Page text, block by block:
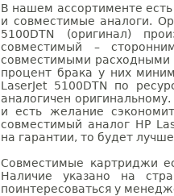
В нашем ассортименте
и совместимые аналоги.
5100DTN (оригинал)
совместимый –
совместимыми расходными
процент брака у них
LaserJet 5100DTN по
аналогичен
и есть желание
совместимый аналог HP
на гарантии, то будет
Совместимые картриджи
Наличие указано на
поинтересоваться у